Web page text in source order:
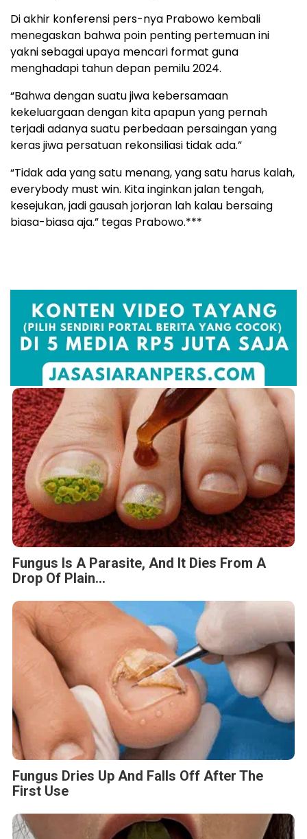
Di akhir konferensi pers-nya Prabowo kembali
menegaskan bahwa poin penting pertemuan ini
yakni sebagai upaya mencari format guna
menghadapi tahun depan pemilu 2024.
“Bahwa dengan suatu jiwa kebersamaan
kekeluargaan dengan kita apapun yang pernah
terjadi adanya suatu perbedaan persaingan yang
keras jiwa persatuan rekonsiliasi tidak ada.”
“Tidak ada yang satu menang, yang satu harus kalah,
everybody must win. Kita inginkan jalan tengah,
kesejukan, jadi gausah jorjoran lah kalau bersaing
biasa-biasa aja.” tegas Prabowo.***
Fungus Is A Parasite, And It Dies From A
Drop Of Plain...
Fungus Dries Up And Falls Off After The
First Use